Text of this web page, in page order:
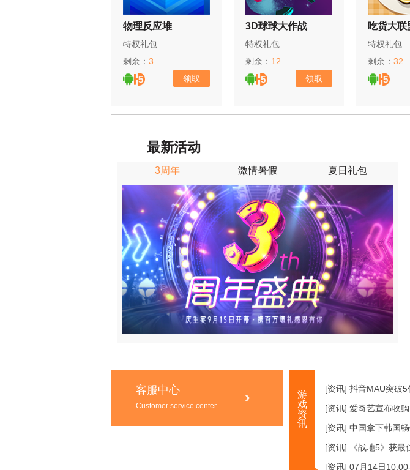
物理反应堆
特权礼包
剩余： 3
领取
3D球球大作战
特权礼包
剩余： 12
领取
吃货大联
特权礼包
剩余： 32
最新活动
3周年 激情暑假 夏日礼包
客服中心
Customer service center
游
戏
资
讯
[资讯] 抖音MAU突破5
[资讯] 爱奇艺宣布收购
[资讯] 中国拿下韩国
[资讯] 《战地5》获最
[资讯] 07月14日